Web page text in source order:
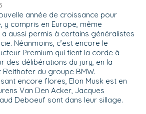
année de croissance pour
y compris en Europe, même
aussi permis à certains généralistes
Néanmoins, c’est encore le
Premium qui tient la corde à
des délibérations du jury, en la
du groupe BMW.
encore flores, Elon Musk est en
Van Den Acker, Jacques
Deboeuf sont dans leur sillage.